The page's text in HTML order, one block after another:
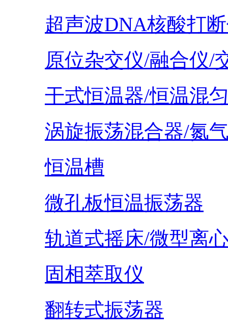
超声波DNA核酸打
原位杂交仪/融合仪/
干式恒温器/恒温混
涡旋振荡混合器/氮
恒温槽
微孔板恒温振荡器
轨道式摇床/微型离
固相萃取仪
翻转式振荡器